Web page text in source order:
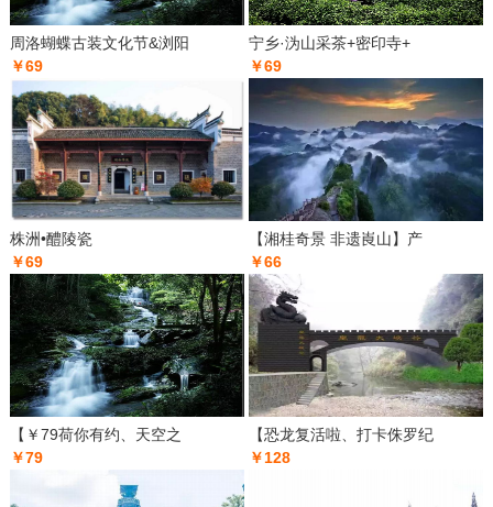
周洛蝴蝶古装文化节&浏阳
￥69
宁乡·沩山采茶+密印寺+
￥69
株洲•醴陵瓷
￥69
【湘桂奇景 非遗崀山】产
￥66
【￥79荷你有约、天空之
￥79
【恐龙复活啦、打卡侏罗纪
￥128